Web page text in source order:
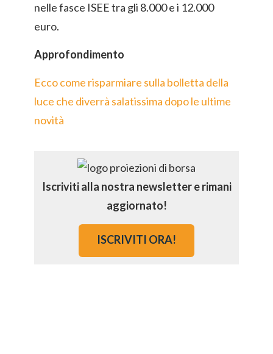
nelle fasce ISEE tra gli 8.000 e i 12.000
euro.
Approfondimento
Ecco come risparmiare sulla bolletta della
luce che diverrà salatissima dopo le ultime
novità
Iscriviti alla nostra newsletter e rimani
aggiornato!
ISCRIVITI ORA!